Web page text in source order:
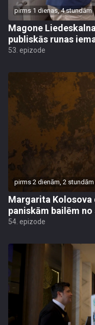
pirms 1 dienas, 4 stundām
Magone
publiskās runas
53. epizode
pirms 2 dienām, 2 stundām
Margarita
paniskām bailēm
54. epizode